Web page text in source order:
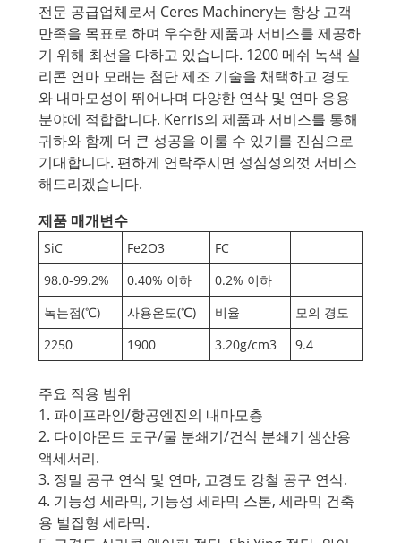
전문 공급업체로서 Ceres Machinery는 항상 고객
만족을 목표로 하며 우수한 제품과 서비스를 제공하
기 위해 최선을 다하고 있습니다. 1200 메쉬 녹색 실
리콘 연마 모래는 첨단 제조 기술을 채택하고 경도
와 내마모성이 뛰어나며 다양한 연삭 및 연마 응용
분야에 적합합니다. Kerris의 제품과 서비스를 통해
귀하와 함께 더 큰 성공을 이룰 수 있기를 진심으로
기대합니다. 편하게 연락주시면 성심성의껏 서비스
해드리겠습니다.
제품 매개변수
SiC Fe2O3
FC
98.0-99.2%
0.40% 이하
0.2% 이하
녹는점(℃)
사용온도(℃) 비율
모의 경도
2250
1900 3.20g/cm3 9.4
주요 적용 범위
1. 파이프라인/항공엔진의 내마모층
2. 다이아몬드 도구/물 분쇄기/건식 분쇄기 생산용
액세서리.
3. 정밀 공구 연삭 및 연마, 고경도 강철 공구 연삭.
4. 기능성 세라믹, 기능성 세라믹 스톤, 세라믹 건축
용 벌집형 세라믹.